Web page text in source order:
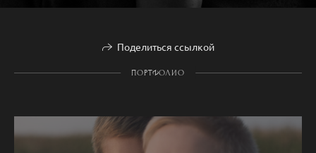
Поделиться ссылкой
ПОРТФОЛИО